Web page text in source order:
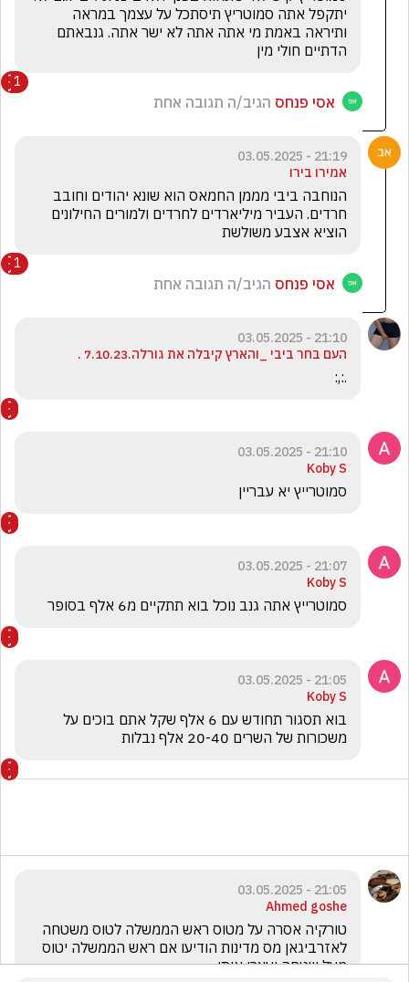
הדתיים חולי מין
1
אסי פנחס הגיב/ה תגובה אחת
21:19 - 03.05.2025
אמירו בירו
הוציא אצבע משולשת
1
אסי פנחס הגיב/ה תגובה אחת
21:10 - 03.05.2025
העם בחר ביבי _והארץ קיבלה את גורלה.7.10.23 .
.:,:
21:10 - 03.05.2025
Koby S
סמוטרייץ יא עבריין
21:07 - 03.05.2025
Koby S
סמוטרייץ אתה גנב נוכל בוא תתקיים מ6 אלף בסופר
21:05 - 03.05.2025
Koby S
משכורות של השרים 20-40 אלף נבלות
21:05 - 03.05.2025
Ahmed goshe
מעל שטחה יעצרו אותו